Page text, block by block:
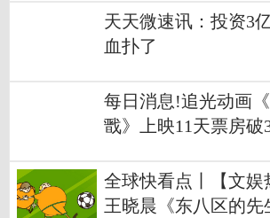
天天微速讯：投资3
血扑了
每日消息!追光动画
戬》上映11天票房破
全球快看点丨【文娱
王晓晨《东八区的先